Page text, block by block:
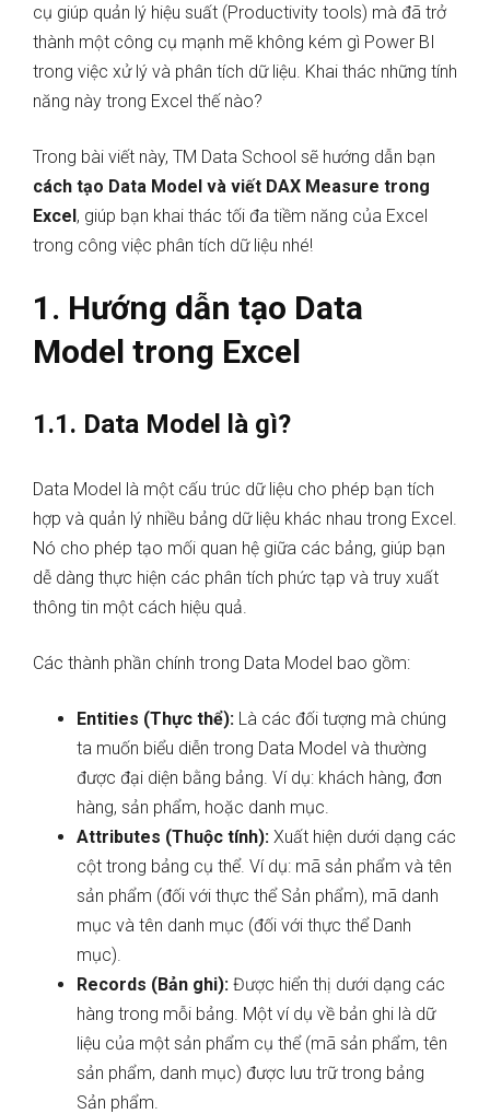
cụ giúp quản lý hiệu suất (Productivity tools) mà đã trở
thành một công cụ mạnh mẽ không kém gì Power BI
trong việc xử lý và phân tích dữ liệu. Khai thác những tính
năng này trong Excel thế nào?
Trong bài viết này, TM Data School sẽ hướng dẫn bạn
cách tạo Data Model và viết DAX Measure trong
Excel, giúp bạn khai thác tối đa tiềm năng của Excel
trong công việc phân tích dữ liệu nhé!
1. Hướng dẫn tạo Data
Model trong Excel
1.1. Data Model là gì?
Data Model là một cấu trúc dữ liệu cho phép bạn tích
hợp và quản lý nhiều bảng dữ liệu khác nhau trong Excel.
Nó cho phép tạo mối quan hệ giữa các bảng, giúp bạn
dễ dàng thực hiện các phân tích phức tạp và truy xuất
thông tin một cách hiệu quả.
Các thành phần chính trong Data Model bao gồm:
Entities (Thực thể): Là các đối tượng mà chúng
ta muốn biểu diễn trong Data Model và thường
được đại diện bằng bảng. Ví dụ: khách hàng, đơn
hàng, sản phẩm, hoặc danh mục.
Attributes (Thuộc tính): Xuất hiện dưới dạng các
cột trong bảng cụ thể. Ví dụ: mã sản phẩm và tên
sản phẩm (đối với thực thể Sản phẩm), mã danh
mục và tên danh mục (đối với thực thể Danh
mục).
Records (Bản ghi): Được hiển thị dưới dạng các
hàng trong mỗi bảng. Một ví dụ về bản ghi là dữ
liệu của một sản phẩm cụ thể (mã sản phẩm, tên
sản phẩm, danh mục) được lưu trữ trong bảng
Sản phẩm.